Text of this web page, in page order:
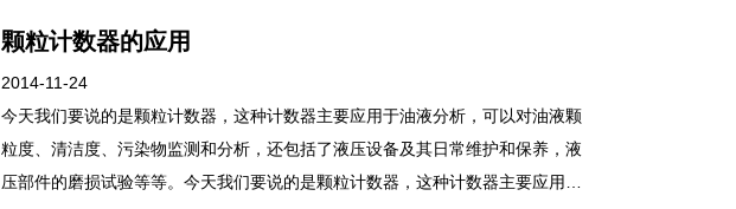
颗粒计数器的应用
2014-11-24
今天我们要说的是颗粒计数器，这种计数器主要应用于油液分析，可以对油液颗
粒度、清洁度、污染物监测和分析，还包括了液压设备及其日常维护和保养，液
压部件的磨损试验等等。今天我们要说的是颗粒计数器，这种计数器主要应用于